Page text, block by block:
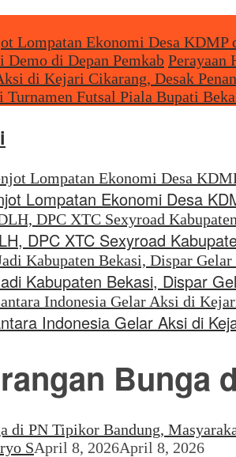
Lompatan Ekonomi Desa
Demo di Depan Pemkab Perayaan
di Kejari Cikarang, Desak
Futsal Piala Bupati
Lompatan Ekonomi Desa
DPC XTC Sexyroad
Kabupaten Bekasi, Dispar
Indonesia Gelar Aksi di
Bunga
SApril 8, 2026April 8, 2026